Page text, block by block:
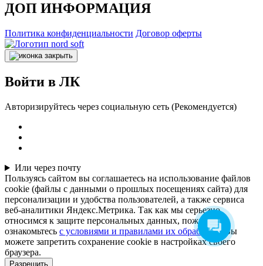
ДОП ИНФОРМАЦИЯ
Политика конфиденциальности Договор оферты
Войти в ЛК
Авторизируйтесь через социальную сеть (Рекомендуется)
Или через почту
Пользуясь сайтом вы соглашаетесь на использование файлов
cookie (файлы с данными о прошлых посещениях сайта) для
персонализации и удобства пользователей, а также сервиса
веб-аналитики Яндекс.Метрика. Так как мы серьезно
относимся к защите персональных данных, пожалуйста
ознакомьтесь с условиями и правилами их обработки. Вы
можете запретить сохранение cookie в настройках своего
браузера.
Разрешить